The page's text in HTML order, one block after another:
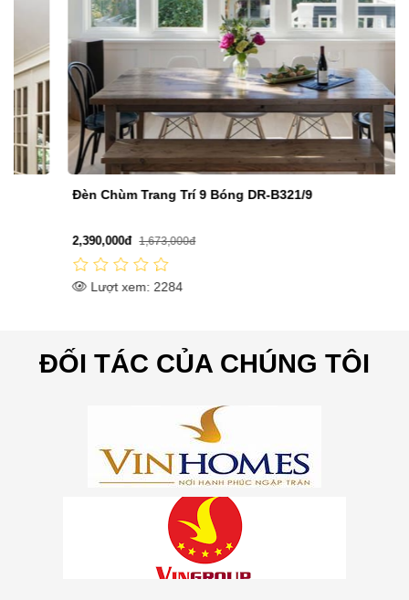
Đèn Chùm Trang Trí 9 Bóng DR-B321/9
2,390,000đ 1,673,000đ
Lượt xem: 2284
ĐỐI TÁC CỦA CHÚNG TÔI